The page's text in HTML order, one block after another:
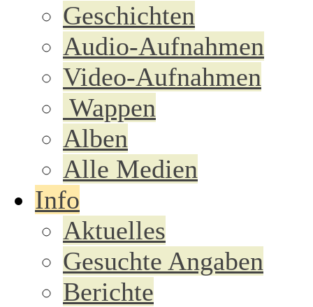
Geschichten
Audio-Aufnahmen
Video-Aufnahmen
Wappen
Alben
Alle Medien
Info
Aktuelles
Gesuchte Angaben
Berichte